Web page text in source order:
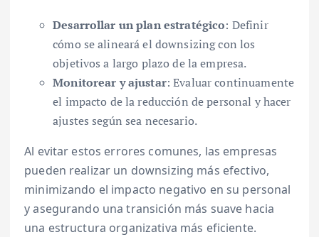
Desarrollar un plan estratégico: Definir
cómo se alineará el downsizing con los
objetivos a largo plazo de la empresa.
Monitorear y ajustar: Evaluar continuamente
el impacto de la reducción de personal y hacer
ajustes según sea necesario.
Al evitar estos errores comunes, las empresas
pueden realizar un downsizing más efectivo,
minimizando el impacto negativo en su personal
y asegurando una transición más suave hacia
una estructura organizativa más eficiente.